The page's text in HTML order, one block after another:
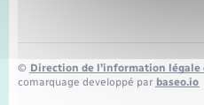
© Direction de l’information
comarquage developpé par baseo.io